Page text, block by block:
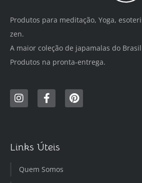
Produtos para meditação, Yoga,
zen.
A maior coleção de japamalas do
Produtos na pronta-entrega.
Links Úteis
Quem Somos